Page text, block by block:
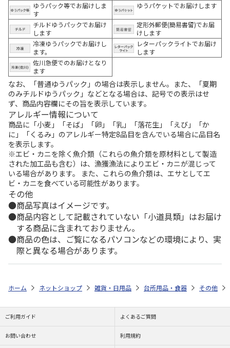
ゆうパック等でお届けしま
す
ゆうパケットでお届けします
チルドゆうパックでお届け
します
定形外郵便(簡易書留)でお届
けします
冷凍ゆうパックでお届けし
ます。
レターパックライトでお届け
します
佐川急便でのお届けとなり
ます
なお、「普通ゆうパック」の場合は表示しません。また、「夏期
のみチルドゆうパック」などとなる場合は、記号での表示はせ
ず、商品内容欄にその旨を表示しています。
アレルギー情報について
商品に「小麦」「そば」「卵」「乳」「落花生」「えび」「か
に」「くるみ」のアレルギー特定8品目を含んでいる場合に品目名
を表示します。
※エビ・カニを除く魚介類（これらの魚介類を原材料として製造
された加工品も含む）は、漁獲漁法によりエビ・カニが混じって
いる場合があります。 また、これらの魚介類は、エサとしてエ
ビ・カニを食べている可能性があります。
その他
商品写真はイメージです。
商品内容として記載されていない「小道具類」はお届け
する商品に含まれておりません。
商品の色は、ご覧になるパソコンなどの環境により、実
際と異なる場合があります。
ホーム ネットショップ 雑貨・日用品 台所用品・食器 その他
ご利用ガイド よくあるご質問
お問い合わせ 利用規約